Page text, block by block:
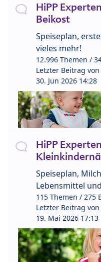
HiPP
Beikost
Speiseplan,
vieles mehr!
12.996 Themen /
Letzter Beitrag von
30. Jun 2026 14:28
HiPP
Speiseplan,
Lebensmittel
115 Themen / 275
Letzter Beitrag von
19. Mai 2026 17:13